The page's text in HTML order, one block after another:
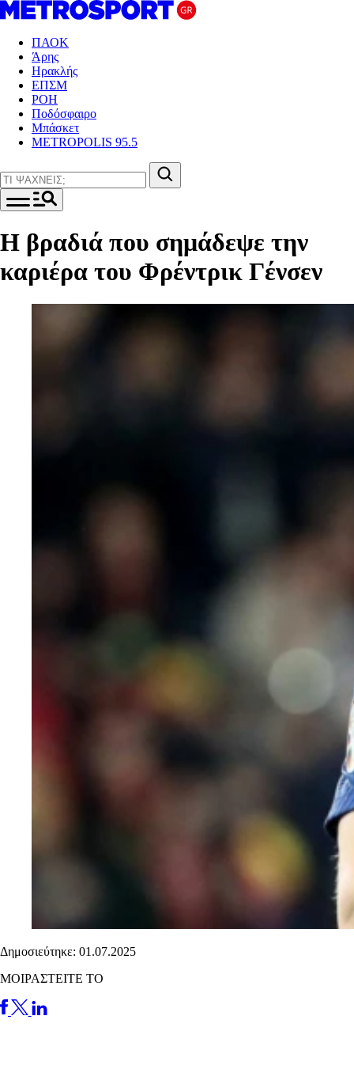
ΠΑΟΚ
Άρης
Ηρακλής
ΕΠΣΜ
ΡΟΗ
Ποδόσφαιρο
Μπάσκετ
METROPOLIS 95.5
Η βραδιά που σημάδεψε την
καριέρα του Φρέντρικ Γένσεν
Δημοσιεύτηκε: 01.07.2025
ΜΟΙΡΑΣΤΕΙΤΕ ΤΟ